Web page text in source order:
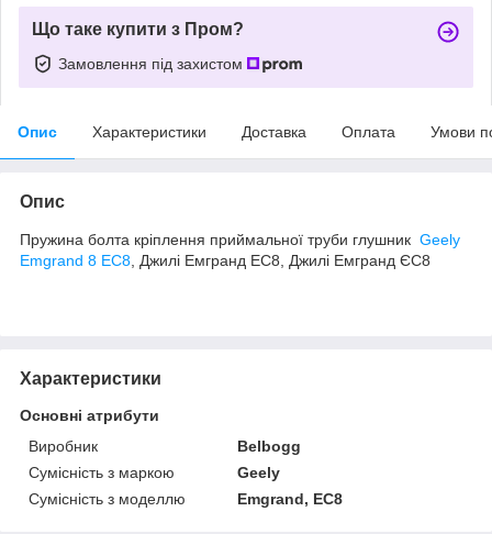
Що таке купити з Пром?
Замовлення під захистом
Опис Характеристики Доставка Оплата Умови
Опис
Пружина болта кріплення приймальної труби глушник Geely
Emgrand 8 EC8 , Джилі Емгранд ЕС8, Джилі Емгранд ЄС8
Характеристики
Основні атрибути
Виробник
Belbogg
Сумісність з маркою
Geely
Сумісність з моделлю
Emgrand, EC8